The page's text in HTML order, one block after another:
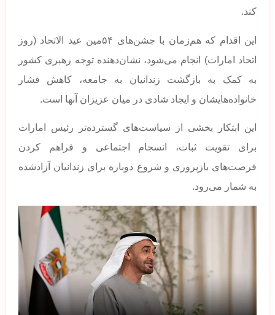
کند.
این اقدام که هم‌زمان با جشن‌های ۵۴مین عید الاتحاد (روز
اتحاد امارات) انجام می‌شود، نشان‌دهنده توجه رهبری کشور
به کمک به بازگشت زندانیان به جامعه، کاهش فشار
خانواده‌هایشان و ایجاد شادی در میان عزیزان آنها است.
این ابتکار بخشی از سیاست‌های گسترده‌تر رئیس امارات
برای تقویت ثبات، انسجام اجتماعی و فراهم کردن
فرصت‌های بازپروری و شروع دوباره برای زندانیان آزادشده
به شمار می‌رود.